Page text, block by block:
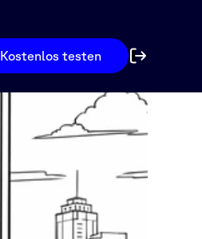
Kostenlos testen